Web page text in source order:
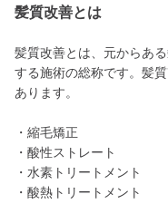
髪質改善とは
髪質改善とは、元からあ
する施術の総称です。髪
あります。
・縮毛矯正
・酸性ストレート
・水素トリートメント
・酸熱トリートメント